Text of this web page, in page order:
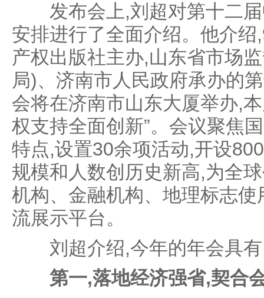
发布会上,刘超对第十二届
安排进行了全面介绍。他介
产权出版社主办,山东省市场
局)、济南市人民政府承办的
会将在济南市山东大厦举办,
权支持全面创新”。会议聚焦
特点,设置30余项活动,开设
规模和人数创历史新高,为全
机构、金融机构、地理标志
流展示平台。
刘超介绍,今年的年会具有
第一,落地经济强省,契合